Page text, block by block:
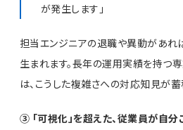
が発生します」
担当エンジニアの退職や異動があれ
生まれます。長年の運用実績を持つ
は、こうした複雑さへの対応知見が蓄
③ 「可視化」を超えた、従業員が自